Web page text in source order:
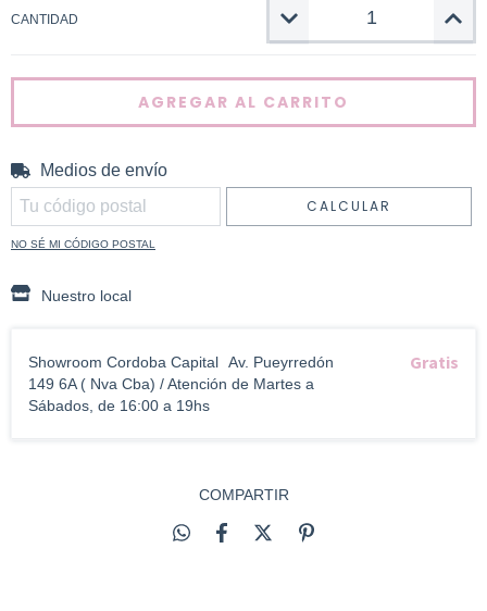
CANTIDAD
Entregas para el CP:
Medios de envío
CALCULAR
NO SÉ MI CÓDIGO POSTAL
Nuestro local
Showroom Cordoba Capital Av. Pueyrredón
149 6A ( Nva Cba) / Atención de Martes a
Sábados, de 16:00 a 19hs
Gratis
COMPARTIR